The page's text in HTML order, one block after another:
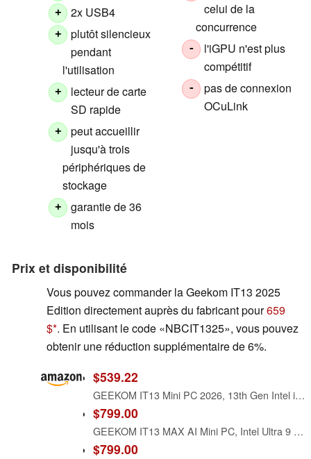
+ 2x USB4
+
plutôt silencieux
pendant
l'utilisation
+
lecteur de carte
SD rapide
+
peut accueillir
jusqu'à trois
périphériques de
stockage
+
garantie de 36
mois
celui de la
concurrence
-
l'iGPU n'est plus
compétitif
-
pas de connexion
OCuLink
Prix et disponibilité
Vous pouvez commander la Geekom IT13 2025
Edition directement auprès du fabricant pour659
$ . En utilisant le code NBCIT1325 , vous pouvez
obtenir une réduction supplémentaire de 6%.
$539.22
GEEKOM IT13 Mini PC 2026, 13th Gen Intel i5-13600H, 1TB SSD 16GB RAM
$799.00
GEEKOM IT13 MAX AI Mini PC, Intel Ultra 9 185H (65W), DDR5 16GB 1TB SSD
$799.00